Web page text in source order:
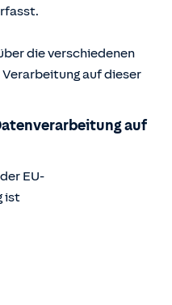
die verschiedenen
auf dieser
auf
EU-
ist